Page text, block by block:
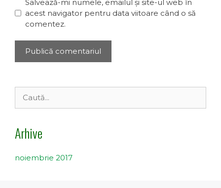
Salvează-mi numele, emailul și site-ul web în
acest navigator pentru data viitoare când o să
comentez.
după:
Arhive
noiembrie 2017